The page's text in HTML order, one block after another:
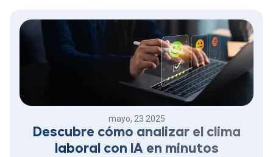
mayo, 23 2025
Descubre cómo analizar el clima
laboral con IA en minutos